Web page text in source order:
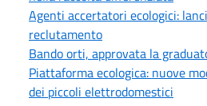
Agenti accertatori ecologici:
reclutamento
Bando orti, approvata la
Piattaforma ecologica: nuove
dei piccoli elettrodomestici